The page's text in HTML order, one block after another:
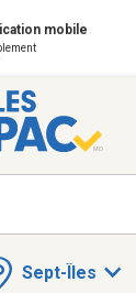
mobile
Sept-Îles